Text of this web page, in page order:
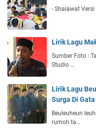
Lirik Lagu
Sumber Foto :
Studio …
Lirik Lagu
Surga Di
Beuleuheun
rumoh ta…